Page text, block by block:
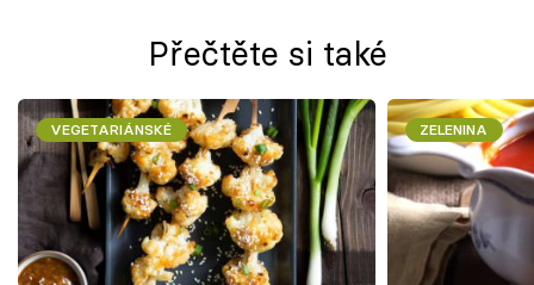
Přečtěte si také
VEGETARIÁNSKÉ ZELENINA